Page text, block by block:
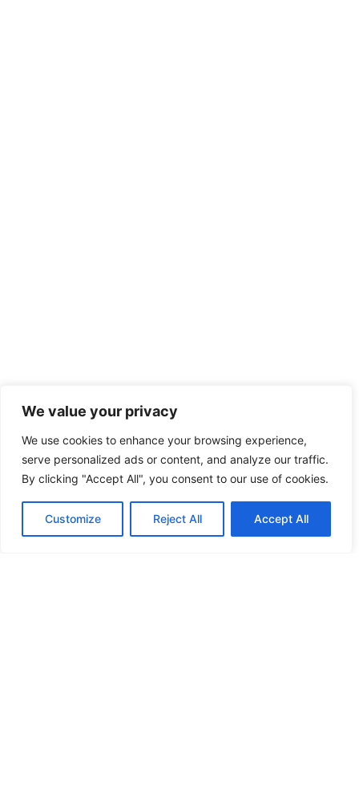
We value your privacy
We use cookies to enhance your browsing experience,
serve personalized ads or content, and analyze our traffic.
By clicking "Accept All", you consent to our use of cookies.
Customize Reject All Accept All